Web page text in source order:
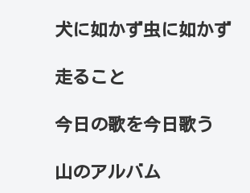
犬に如かず虫に如かず
走ること
今日の歌を今日歌う
山のアルバム